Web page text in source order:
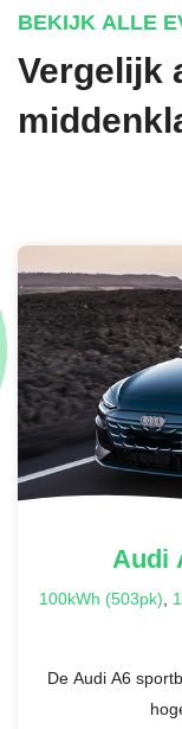
BEKIJK ALLE
Vergelijk auto's in het hogere
Audi
100kWh (503pk),
De Audi A6